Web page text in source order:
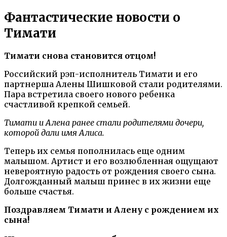
Фантастические новости о
Тимати
Тимати снова становится отцом!
Российский рэп-исполнитель Тимати и его
партнерша Алены Шишковой стали родителями.
Пара встретила своего нового ребенка
счастливой крепкой семьей.
Тимати и Алена ранее стали родителями дочери,
которой дали имя Алиса.
Теперь их семья пополнилась еще одним
малышом. Артист и его возлюбленная ощущают
невероятную радость от рождения своего сына.
Долгожданный малыш принес в их жизни еще
больше счастья.
Поздравляем Тимати и Алену с рождением их
сына!